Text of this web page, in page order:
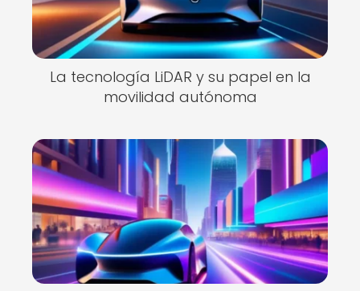
La tecnología LiDAR y su papel en la
movilidad autónoma